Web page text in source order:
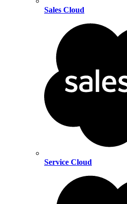
Sales Cloud
Service Cloud